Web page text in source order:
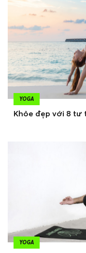
YOGA
Khỏe đẹp với 8 tư
YOGA